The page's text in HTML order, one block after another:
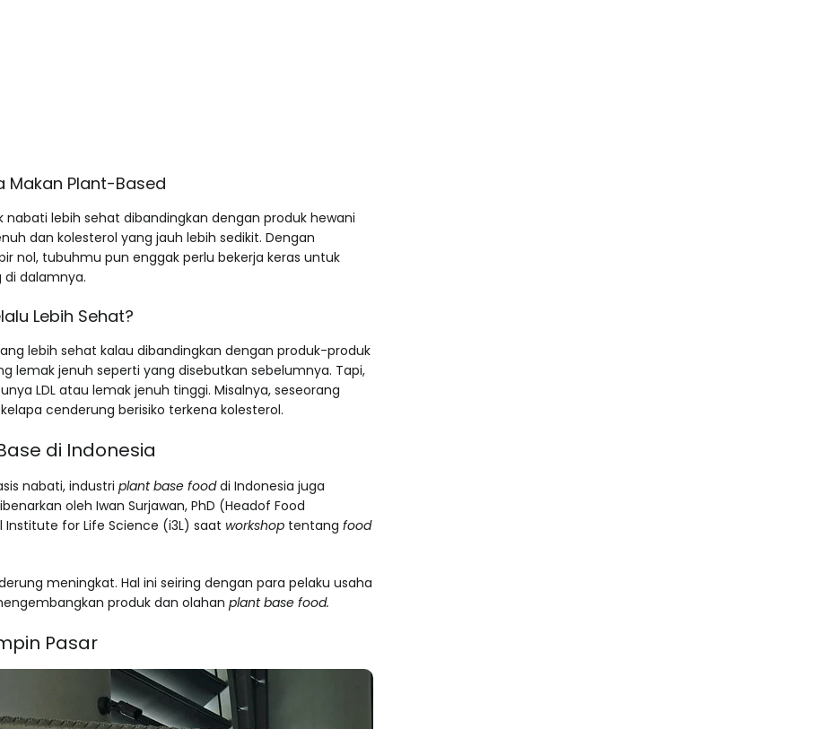
Makan Plant-Based
lebih sehat dibandingkan dengan produk hewani
dan kolesterol yang jauh lebih sedikit. Dengan
nol, tubuhmu pun enggak perlu bekerja keras untuk
dalamnya.
Lebih Sehat?
lebih sehat kalau dibandingkan dengan produk-produk
lemak jenuh seperti yang disebutkan sebelumnya. Tapi,
LDL atau lemak jenuh tinggi. Misalnya, seseorang
cenderung berisiko terkena kolesterol.
di Indonesia
nabati, industri plant base fooddi Indonesia juga
oleh Iwan Surjawan, PhD (Headof Food
for Life Science (i3L) saat workshop tentang food
meningkat. Hal ini seiring dengan para pelaku usaha
produk dan olahan plant base food.
Pasar